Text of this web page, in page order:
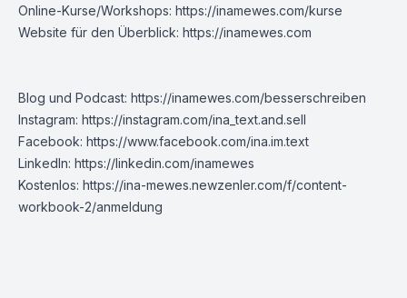
Online-Kurse/Workshops: https://inamewes.com/kurse
Website für den Überblick: https://inamewes.com
Blog und Podcast: https://inamewes.com/besserschreiben
Instagram: https://instagram.com/ina_text.and.sell
Facebook: https://www.facebook.com/ina.im.text
LinkedIn: https://linkedin.com/inamewes
Kostenlos: https://ina-mewes.newzenler.com/f/content-
workbook-2/anmeldung